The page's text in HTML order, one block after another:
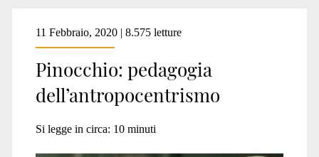
Tag:
<span>pedagogia
antropocentrica</span>
11 Febbraio, 2020 | 8.575 letture
Pinocchio: pedagogia
dell’antropocentrismo
Si legge in circa: 10 minuti